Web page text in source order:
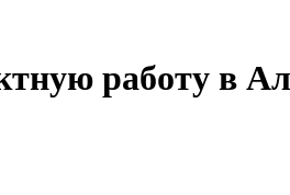
работу в